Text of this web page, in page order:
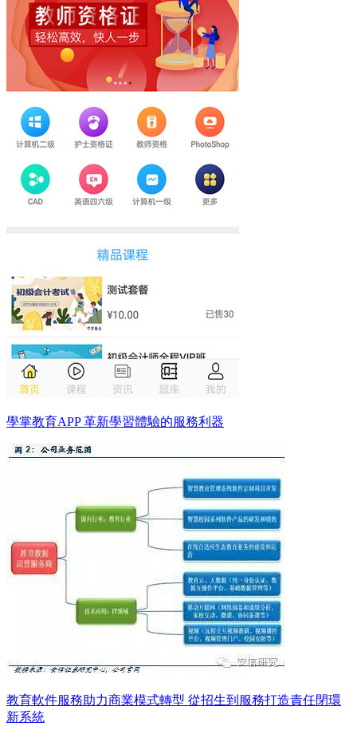
學掌教育APP 革新學習體驗的服務利器
教育軟件服務助力商業模式轉型 從招生到服務打造責任閉環
新系統